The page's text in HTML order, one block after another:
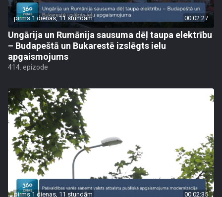
pirms 1 dienas, 11 stundām 00:02:27
Ungārija un Rumānija sausuma dēļ taupa elektrību
– Budapeštā un Bukarestē izslēgts ielu
apgaismojums
414. epizode
pirms 1 dienas, 11 stundām 00:02:35